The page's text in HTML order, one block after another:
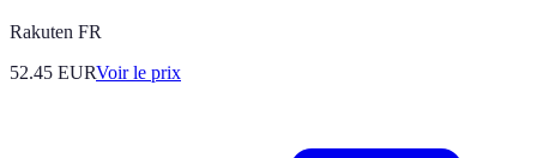
Rakuten FR
52.45 EURVoir le prix